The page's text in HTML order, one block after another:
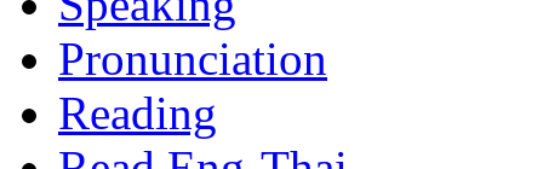
Pronunciation
Reading